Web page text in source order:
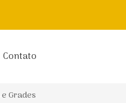
Contato
Grades